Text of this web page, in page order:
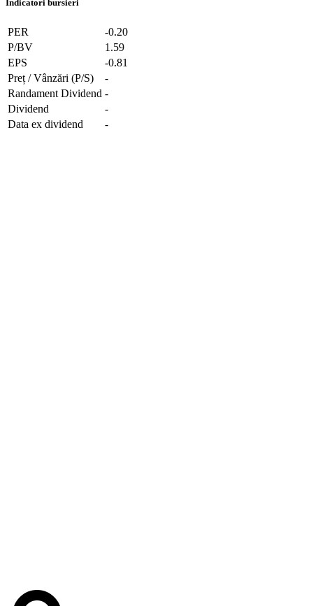
Indicatori bursieri
PER
-0.20
P/BV
1.59
EPS
-0.81
Preț / Vânzări (P/S)
-
Randament Dividend -
Dividend
-
Data ex dividend
-